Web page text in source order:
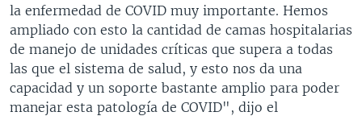
la enfermedad de COVID muy importante. Hemos
ampliado con esto la cantidad de camas hospitalarias
de manejo de unidades críticas que supera a todas
las que el sistema de salud, y esto nos da una
capacidad y un soporte bastante amplio para poder
manejar esta patología de COVID", dijo el